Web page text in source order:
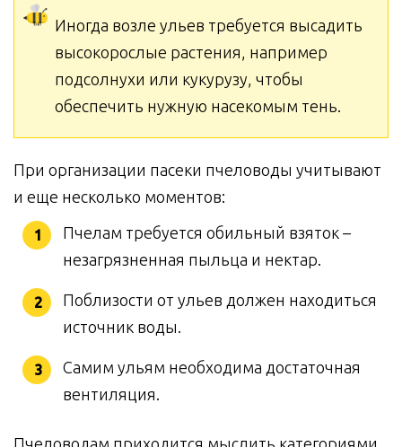
Иногда возле ульев требуется высадить
высокорослые растения, например
подсолнухи или кукурузу, чтобы
обеспечить нужную насекомым тень.
При организации пасеки пчеловоды учитывают
и еще несколько моментов:
Пчелам требуется обильный взяток –
незагрязненная пыльца и нектар.
Поблизости от ульев должен находиться
источник воды.
Самим ульям необходима достаточная
вентиляция.
Пчеловодам приходится мыслить категориями